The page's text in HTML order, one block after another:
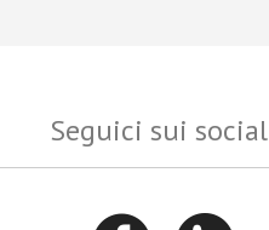
Seguici sui social